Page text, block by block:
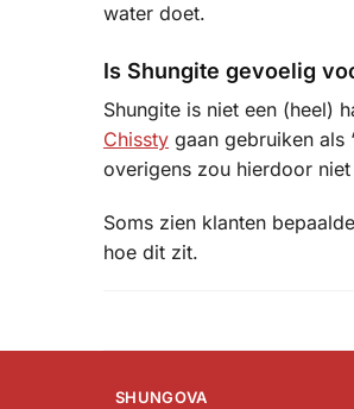
water doet.
Is Shungite gevoelig
Shungite is niet een (heel)
Chissty gaan gebruiken als
overigens zou hierdoor
Soms zien klanten
hoe dit zit.
SHUNGOVA